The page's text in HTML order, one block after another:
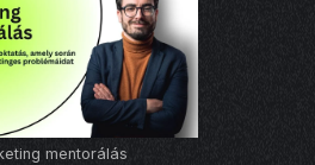
mentorálás